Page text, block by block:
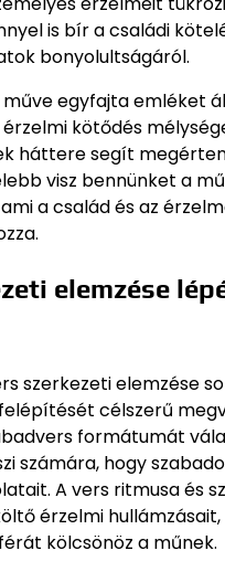
is bír a családi
bonyolultságáról.
egyfajta emléket
kötődés
háttere segít
visz bennünket a mű
a család és az
elemzése
szerkezeti elemzése
célszerű
formátumát
számára, hogy
A vers ritmusa és
érzelmi
kölcsönöz a műnek.